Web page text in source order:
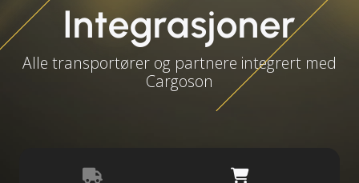
Integrasjoner
Alle transportører og partnere integrert med
Cargoson